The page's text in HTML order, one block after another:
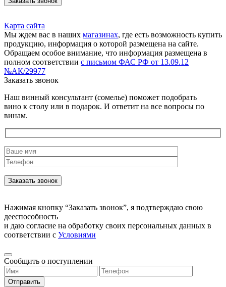
Карта сайта
Мы ждем вас в наших магазинах, где есть возможность купить
продукцию, информация о которой размещена на сайте.
Обращаем особое внимание, что информация размещена в
полном соответствии с письмом ФАС РФ от 13.09.12
№АК/29977
Заказать звонок
Наш винный консультант (сомелье) поможет подобрать
вино к столу или в подарок. И ответит на все вопросы по
винам.
Нажимая кнопку “Заказать звонок”, я подтверждаю свою
дееспособность
и даю согласие на обработку своих персональных данных в
соответствии с Условиями
Сообщить о поступлении